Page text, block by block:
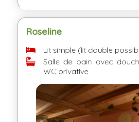
Roseline
Lit simple (lit double
Salle de bain avec
WC privative